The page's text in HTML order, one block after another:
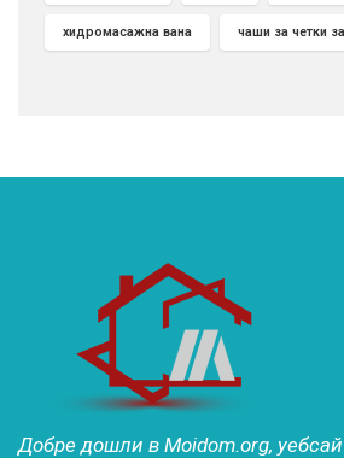
хидромасажна вана чаши за четки
Добре дошли в Moidom.org,